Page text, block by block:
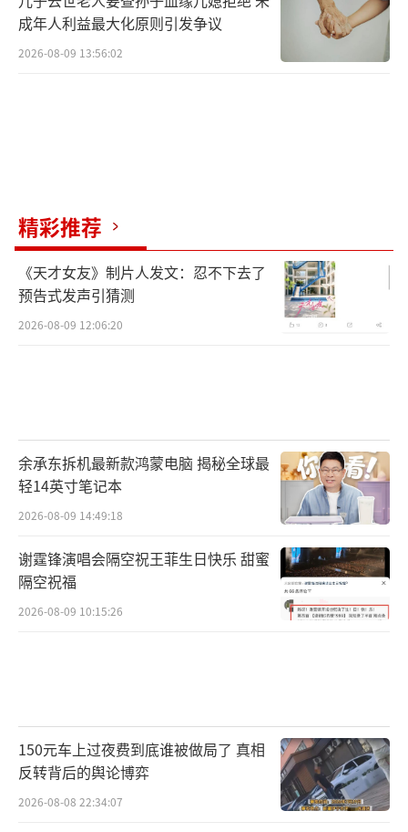
成年人利益最大化原则引发争议
2026-08-09 13:56:02
精彩推荐
《天才女友》制片人发文：忍不下去了
预告式发声引猜测
2026-08-09 12:06:20
余承东拆机最新款鸿蒙电脑 揭秘全球最
轻14英寸笔记本
2026-08-09 14:49:18
谢霆锋演唱会隔空祝王菲生日快乐 甜蜜
隔空祝福
2026-08-09 10:15:26
150元车上过夜费到底谁被做局了 真相
反转背后的舆论博弈
2026-08-08 22:34:07